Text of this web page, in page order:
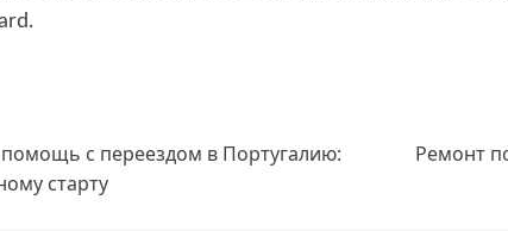
.
с переездом в Португалию:
старту
Ремонт